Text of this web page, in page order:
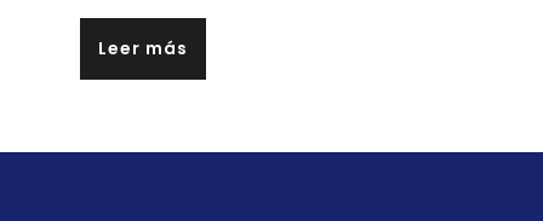
Leer más